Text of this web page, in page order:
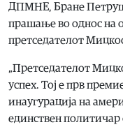
ДПМНЕ, Бране
прашање во однос на
претседателот
„Претседателот
успех. Тој е прв
инаугурација на
единствен